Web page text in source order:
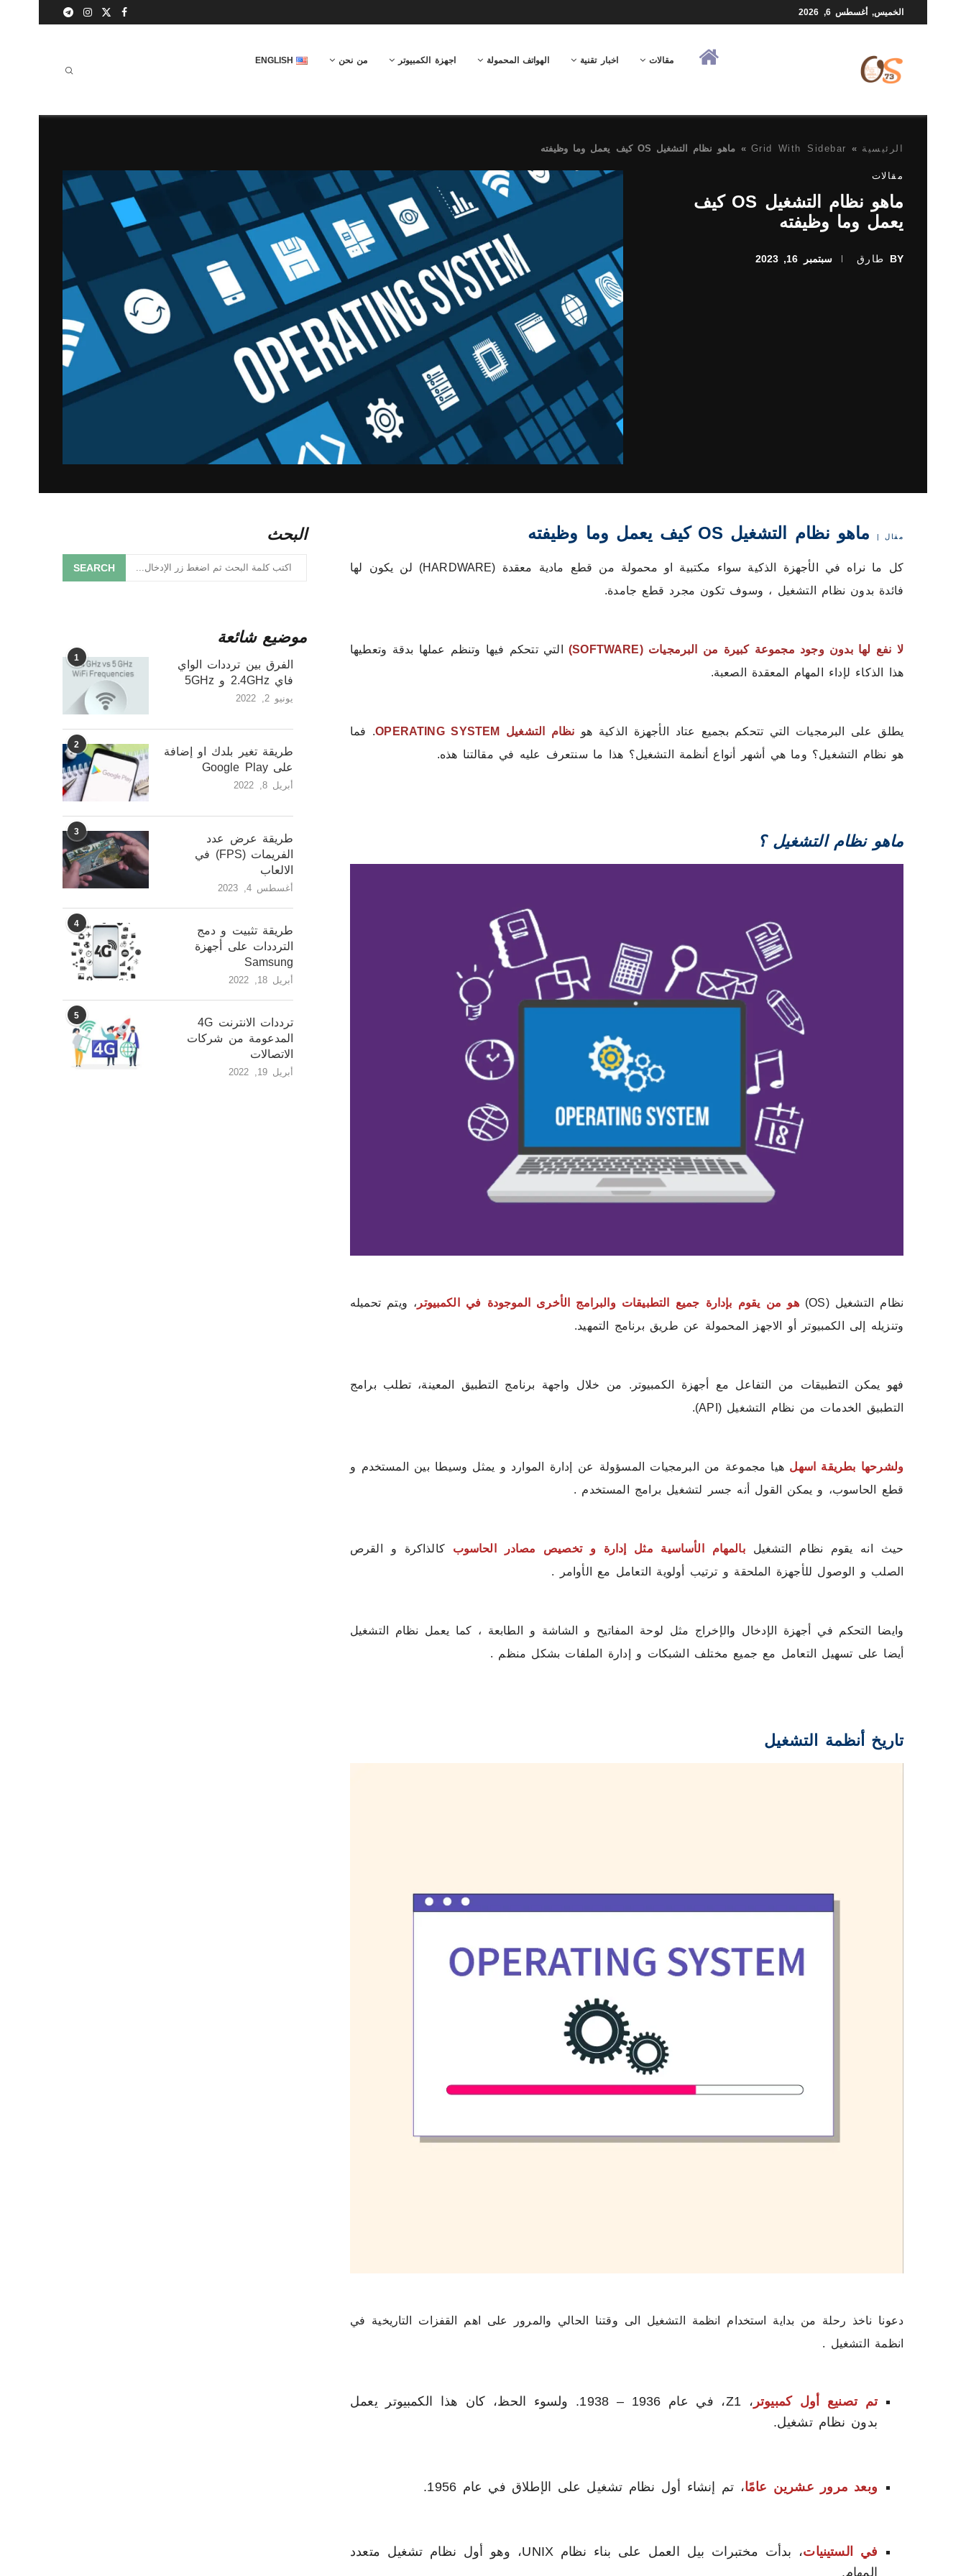
الخميس, أغسطس 6, 2026
مقالات اخبار تقنية الهواتف المحمولة اجهزة الكمبيوتر من نحن ENGLISH
الرئيسية »
Grid With Sidebar
» ماهو نظام التشغيل OS كيف يعمل وما وظيفته
مقالات
ماهو نظام التشغيل OS كيف
يعمل وما وظيفته
BY طارق سبتمبر 16, 2023
مقال | ماهو نظام التشغيل OS كيف يعمل وما وظيفته
كل ما نراه في الأجهزة الذكية سواء مكتبية او محمولة من قطع مادية معقدة (HARDWARE) لن يكون لها
فائدة بدون نظام التشغيل ، وسوف تكون مجرد قطع جامدة.
لا نفع لها بدون وجود مجموعة كبيرة من البرمجيات (SOFTWARE)
التي تتحكم فيها وتنظم عملها بدقة وتعطيها
هذا الذكاء لإداء المهام المعقدة الصعبة.
يطلق على البرمجيات التي تتحكم بجميع عتاد الأجهزة الذكية هو نظام التشغيل OPERATING SYSTEM
. فما
هو نظام التشغيل؟ وما هي أشهر أنواع أنظمة التشغيل؟ هذا ما سنتعرف عليه في مقالتنا هذه.
ماهو نظام التشغيل ؟
نظام التشغيل (OS) هو من يقوم بإدارة جميع التطبيقات والبرامج الأخرى الموجودة في الكمبيوتر ، ويتم تحميله
وتنزيله إلى الكمبيوتر أو الاجهز المحمولة عن طريق برنامج التمهيد.
فهو يمكن التطبيقات من التفاعل مع أجهزة الكمبيوتر. من خلال واجهة برنامج التطبيق المعينة، تطلب برامج
التطبيق الخدمات من نظام التشغيل (API).
ولشرحها بطريقة اسهل هيا مجموعة من البرمجيات المسؤولة عن إدارة الموارد و يمثل وسيطا بين المستخدم و
قطع الحاسوب، و يمكن القول أنه جسر لتشغيل برامج المستخدم .
حيث انه يقوم نظام التشغيلبالمهام الأساسية مثل إدارة و تخصيص مصادر الحاسوب كالذاكرة و القرص
الصلب و الوصول للأجهزة الملحقة و ترتيب أولوية التعامل مع الأوامر .
وايضا التحكم في أجهزة الإدخال والإخراج مثل لوحة المفاتيح و الشاشة و الطابعة ، كما يعمل نظام التشغيل
أيضا على تسهيل التعامل مع جميع مختلف الشبكات و إدارة الملفات بشكل منظم .
تاريخ أنظمة التشغيل
دعونا ناخذ رحلة من بداية استخدام انظمة التشغيل الى وقتنا الحالي والمرور على اهم القفزات التاريخية في
انظمة التشغيل .
تم تصنيع أول كمبيوتر
، Z1، في عام 1936 – 1938. ولسوء الحظ، كان هذا الكمبيوتر يعمل
بدون نظام تشغيل.
وبعد مرور عشرين عامًا، تم إنشاء أول نظام تشغيل على الإطلاق في عام 1956.
في الستينيات
، بدأت مختبرات بيل العمل على بناء نظام UNIX، وهو أول نظام تشغيل متعدد
المهام.
البحث
SEARCH
موضيع شائعة
1
الفرق بين ترددات الواي
فاي 2.4GHz و 5GHz
يونيو 2, 2022
2
طريقة تغير بلدك او إضافة
على Google Play
أبريل 8, 2022
3
طريقة عرض عدد
الفريمات (FPS) في
الالعاب
أغسطس 4, 2023
4
طريقة تثبيت و دمج
الترددات على أجهزة
Samsung
أبريل 18, 2022
5
ترددات الانترنت 4G
المدعومة من شركات
الاتصالات
أبريل 19, 2022